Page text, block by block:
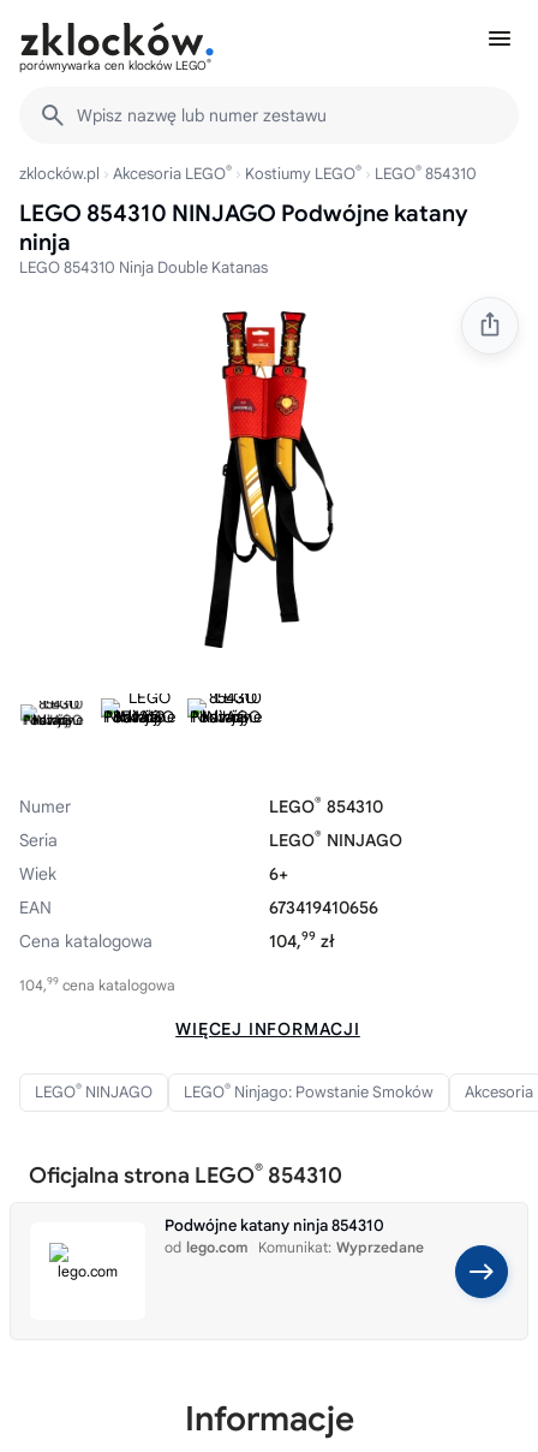
porównywarka cen klocków LEGO®
Wpisz nazwę lub numer zestawu
zklocków.pl Akcesoria LEGO® Kostiumy LEGO® LEGO® 854310
LEGO 854310 NINJAGO Podwójne katany
ninja
LEGO 854310 Ninja Double Katanas
Numer LEGO® 854310
Seria
LEGO® NINJAGO
Wiek
6+
EAN
673419410656
Cena katalogowa
104,99 zł
104,99 cena katalogowa
WIĘCEJ INFORMACJI
LEGO® NINJAGO LEGO® Ninjago: Powstanie Smoków Akcesoria
Oficjalna strona LEGO® 854310
Podwójne katany ninja 854310
od lego.com Komunikat: Wyprzedane
Informacje